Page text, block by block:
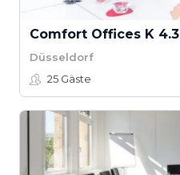
Comfort Offices K 4.3
Düsseldorf
25 Gäste